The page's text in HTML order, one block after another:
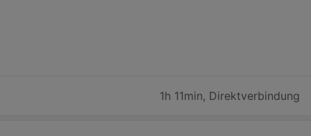
1h 11min, Direktverbindung